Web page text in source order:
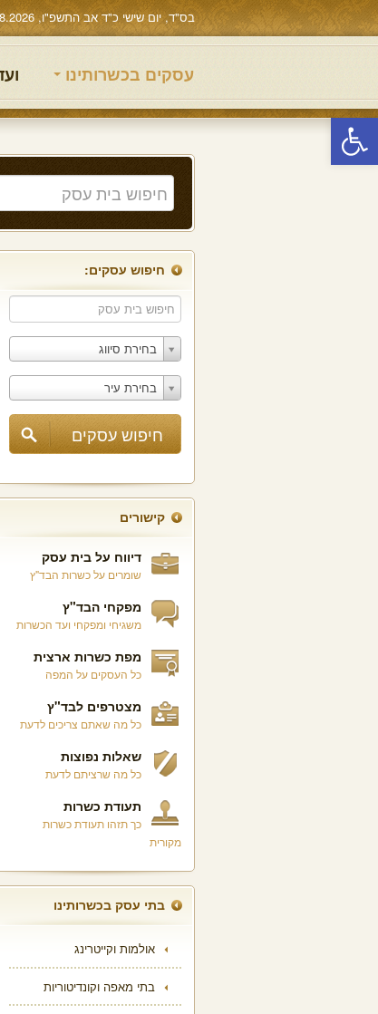
פתח סרגל נגישות
בס"ד, יום שישי כ"ד אב התשפ"ו, 07.08.2026
עסקים בכשרותינו
חיפוש עסקים:
בחירת סיווג
בחירת עיר
קישורים
דיווח על בית עסק
שומרים על כשרות הבד"ץ
מפקחי הבד"ץ
משגיחי ומפקחי ועד הכשרות
מפת כשרות ארצית
כל העסקים על המפה
מצטרפים לבד"ץ
כל מה שאתם צריכים לדעת
שאלות נפוצות
כל מה שרציתם לדעת
תעודת כשרות
כך תזהו תעודת כשרות
מקורית
בתי עסק בכשרותינו
אולמות וקייטרינג
בתי מאפה וקונדיטוריות